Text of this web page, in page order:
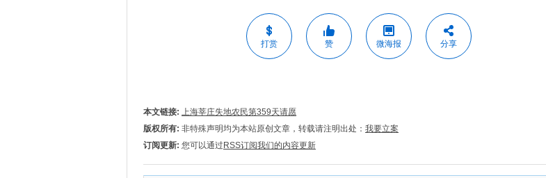
打赏 赞 微海报 分享
本文链接: 上海莘庄失地农民第359天请愿
版权所有: 非特殊声明均为本站原创文章，转载请注明出处： 我要立案
订阅更新: 您可以通过 RSS订阅我们的内容更新